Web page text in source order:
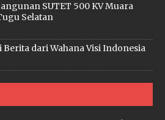
SUTET 500 KV Muara
Selatan
Berita dari Wahana Visi Indonesia